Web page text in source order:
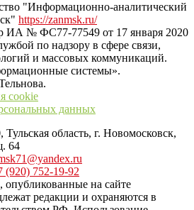
"Информационно-аналитический
https://zanmsk.ru/
ИА № ФС77-77549 от 17 января 2020
по надзору в сфере связи,
и массовых коммуникаций.
системы».
cookie
данных
область, г. Новомосковск,
64
(920) 752-19-92
опубликованные на сайте
редакции и охраняются в